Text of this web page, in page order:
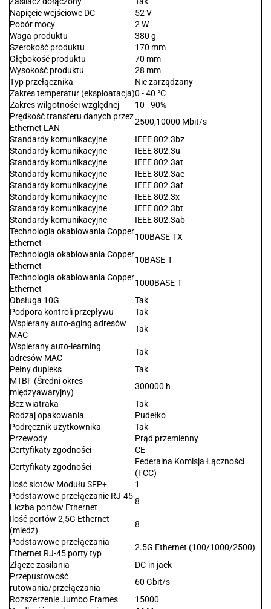
Napięcie wejściowe DC
52 V
Pobór mocy
2 W
Waga produktu
380 g
Szerokość produktu
170 mm
Głębokość produktu
70 mm
Wysokość produktu
28 mm
Typ przełącznika
Nie zarządzany
Zakres temperatur (eksploatacja)0 - 40 °C
Zakres wilgotności względnej
10 - 90%
Prędkość transferu danych przez
Ethernet LAN
2500,10000 Mbit/s
Standardy komunikacyjne
IEEE 802.3bz
Standardy komunikacyjne
IEEE 802.3u
Standardy komunikacyjne
IEEE 802.3at
Standardy komunikacyjne
IEEE 802.3ae
Standardy komunikacyjne
IEEE 802.3af
Standardy komunikacyjne
IEEE 802.3x
Standardy komunikacyjne
IEEE 802.3bt
Standardy komunikacyjne
IEEE 802.3ab
Technologia okablowania Copper
Ethernet
100BASE-TX
Technologia okablowania Copper
Ethernet
10BASE-T
Technologia okablowania Copper
Ethernet
1000BASE-T
Obsługa 10G
Tak
Podpora kontroli przepływu
Tak
Wspierany auto-aging adresów
MAC
Tak
Wspierany auto-learning
adresów MAC
Tak
Pełny dupleks
Tak
MTBF (Średni okres
międzyawaryjny)
300000 h
Bez wiatraka
Tak
Rodzaj opakowania
Pudełko
Podręcznik użytkownika
Tak
Przewody
Prąd przemienny
Certyfikaty zgodności
CE
Certyfikaty zgodności
Federalna Komisja Łączności
(FCC)
Ilość slotów Modułu SFP+
1
Podstawowe przełączanie RJ-45
Liczba portów Ethernet
8
Ilość portów 2,5G Ethernet
(miedź)
8
Podstawowe przełączania
Ethernet RJ-45 porty typ
2.5G Ethernet (100/1000/2500)
Złącze zasilania
DC-in jack
Przepustowość
rutowania/przełączania
60 Gbit/s
Rozszerzenie Jumbo Frames
15000